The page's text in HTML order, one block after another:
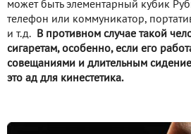
может быть элементарный кубик
телефон или коммуникатор,
и т.д. В противном случае такой
сигаретам, особенно, если его
совещаниями и длительным
это ад для кинестетика.